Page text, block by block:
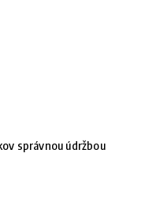
správnou údržbou